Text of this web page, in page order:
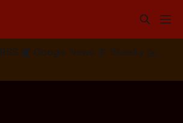
RSS 📰 Google News 🦋 Bluesky
✉️